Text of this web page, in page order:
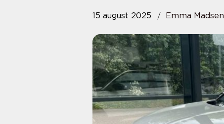
15 august 2025 Emma Madsen